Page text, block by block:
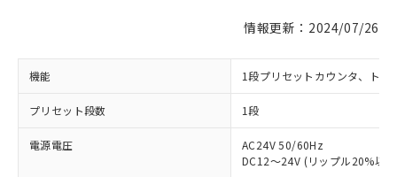
情報更新：2024/07/26
機能 1段プリセットカウンタ、トー
プリセット段数 1段
電源電圧
AC24V 50/60Hz
DC12～24V (リップル20%以